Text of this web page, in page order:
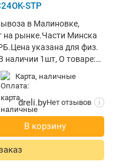
STP
в Малиновке,
на рынке.Части Минска
указана для физ.
наличии 1шт, О товаре:
карта, наличные
dreli.byНет отзывов i
В корзину